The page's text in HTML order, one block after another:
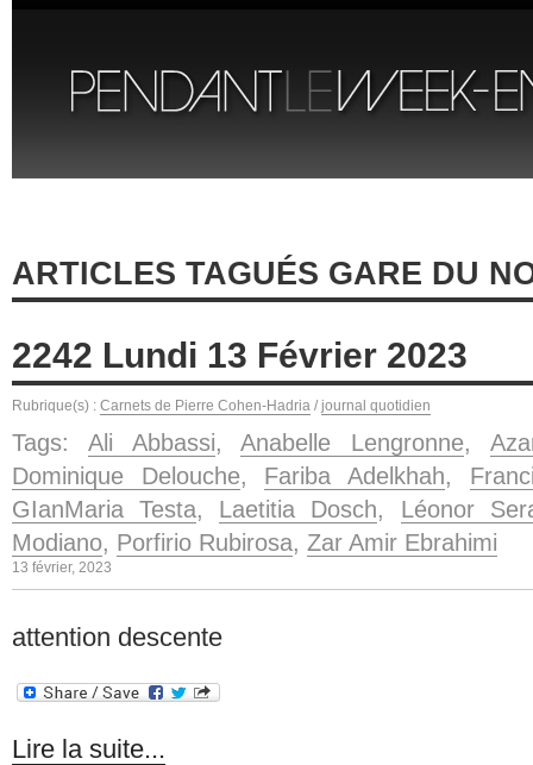
ARTICLES TAGUÉS GARE DU
2242 Lundi 13 Février 2023
Rubrique(s) : Carnets de Pierre Cohen-Hadria / journal quotidien
Tags: Ali Abbassi,Anabelle Lengronne,
Dominique Delouche, Fariba Adelkhah,
GIanMaria Testa, Laetitia Dosch, Léonor
Modiano, Porfirio Rubirosa, Zar Amir Ebrahimi
13 février, 2023
attention descente
Lire la suite...